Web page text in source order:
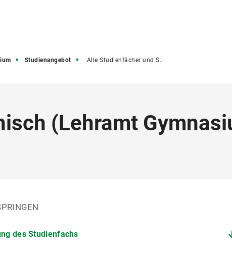
Studienangebot Alle Studienfächer und Studiengänge
(Lehramt
des Studienfachs